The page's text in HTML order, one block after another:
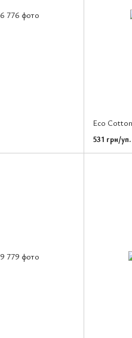
Eco
531 грн/уп.